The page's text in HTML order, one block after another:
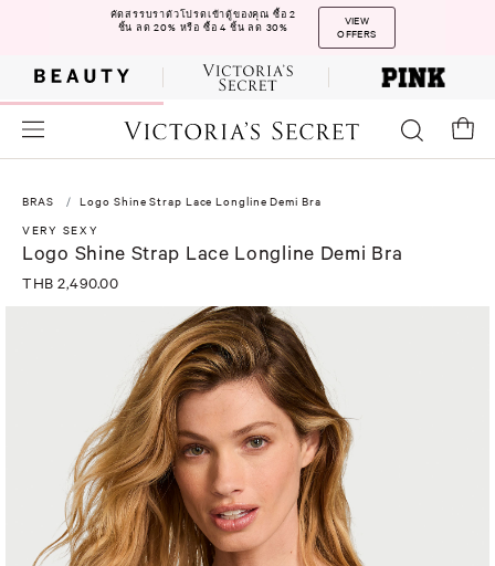
คัดสรรบราตัวโปรดเข้าตู้ของคุณ ซื้อ 2
ชิ้น ลด 20% หรือ ซื้อ 4 ชิ้น ลด 30%
VIEW
OFFERS
BRAS
Logo Shine Strap Lace Longline Demi Bra
VERY SEXY
Logo Shine Strap Lace Longline Demi Bra
THB 2,490.00